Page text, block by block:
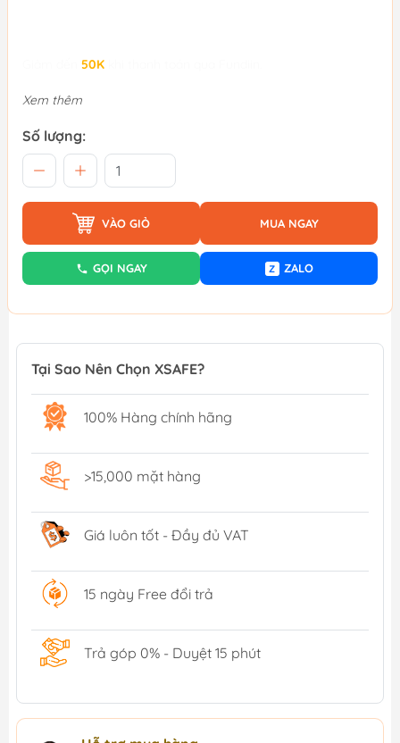
50K
Xem thêm
Số lượng:
VÀO GIỎ MUA NGAY
GỌI NGAY Z ZALO
Tại Sao Nên Chọn XSAFE?
100% Hàng chính hãng
>15,000 mặt hàng
Giá luôn tốt - Đầy đủ VAT
15 ngày Free đổi trả
Trả góp 0% - Duyệt 15 phút